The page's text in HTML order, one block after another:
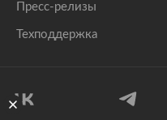
Пресс-релизы
Техподдержка